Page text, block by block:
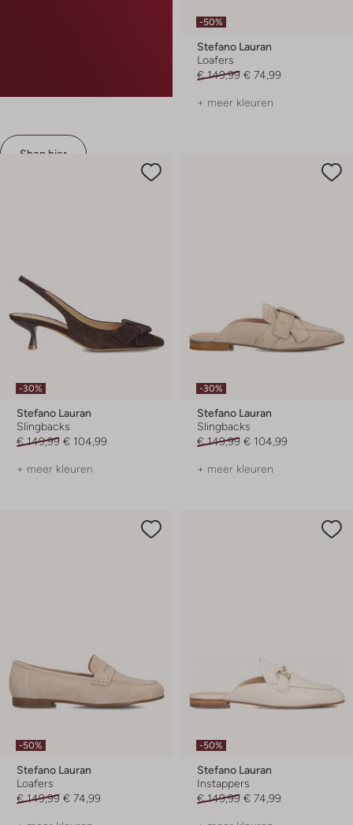
Shop hier
-50%
Stefano Lauran
Loafers
€ 149,99 € 74,99
+ meer kleuren
-30%
Stefano Lauran
Slingbacks
€ 149,99 € 104,99
+ meer kleuren
-30%
Stefano Lauran
Slingbacks
€ 149,99 € 104,99
+ meer kleuren
-50%
Stefano Lauran
Loafers
€ 149,99 € 74,99
-50%
Stefano Lauran
Instappers
€ 149,99 € 74,99